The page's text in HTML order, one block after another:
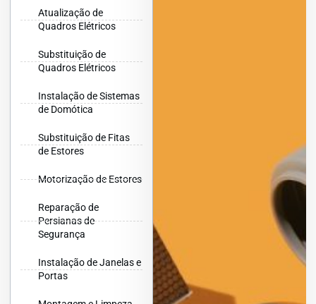
Atualização de
Quadros Elétricos
Substituição de
Quadros Elétricos
Instalação de Sistemas
de Domótica
Substituição de Fitas
de Estores
Motorização de Estores
Reparação de
Persianas de
Segurança
Instalação de Janelas e
Portas